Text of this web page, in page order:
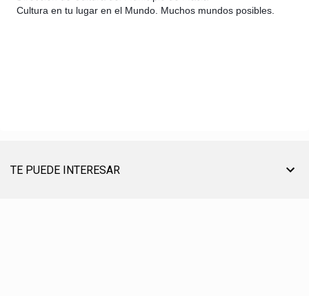
Cultura en tu lugar en el Mundo. Muchos mundos posibles.
TE PUEDE INTERESAR